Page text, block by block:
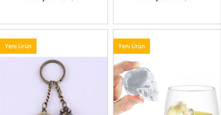
Yeni Ürün Yeni Ürün